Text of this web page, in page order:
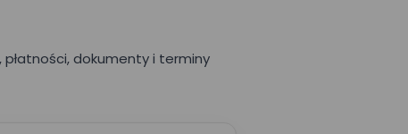
dokumenty i terminy